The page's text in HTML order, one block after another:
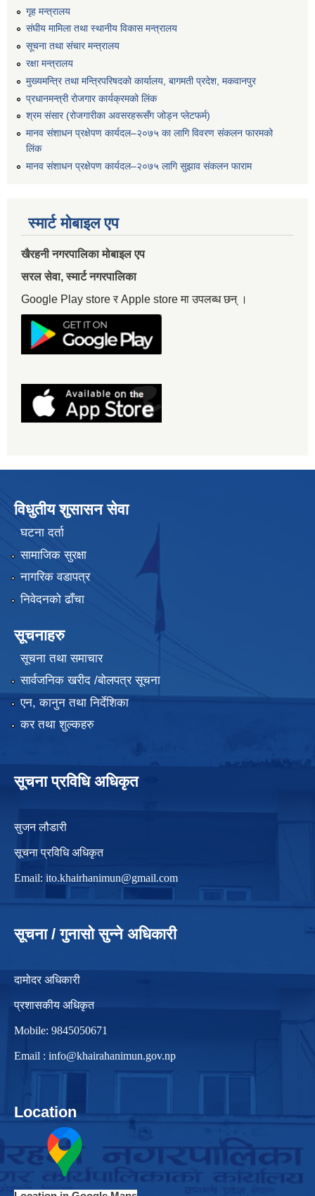
गृह मन्त्रालय
संघीय मामिला तथा स्थानीय विकास मन्त्रालय
सूचना तथा संचार मन्त्रालय
रक्षा मन्त्रालय
मुख्यमन्त्रि तथा मन्त्रिपरिषदको कार्यालय, बागमती प्रदेश, मकवानपुर
प्रधानमन्त्री रोजगार कार्यक्रमको लिंक
श्रम संसार (रोजगारीका अवसरहरूसँग जोड्न प्लेटफर्म)
मानव संशाधन प्रक्षेपण कार्यदल–२०७५ का लागि विवरण संकलन फारमको
लिंक
मानव संशाधन प्रक्षेपण कार्यदल–२०७५ लागि सुझाव संकलन फाराम
स्मार्ट मोबाइल एप
खैरहनी नगरपालिका मोबाइल एप
सरल सेवा, स्मार्ट नगरपालिका
Google Play store र Apple store मा उपलब्ध छन् ।
विधुतीय शुसासन सेवा
घटना दर्ता
सामाजिक सुरक्षा
नागरिक वडापत्र
निवेदनको ढाँचा
सूचनाहरु
सूचना तथा समाचार
सार्वजनिक खरीद /बोलपत्र सूचना
एन, कानुन तथा निर्देशिका
कर तथा शुल्कहरु
सूचना प्रविधि अधिकृत
सुजन लौडारी
सूचना प्रविधि अधिकृत
Email: ito.khairhanimun@gmail.com
सूचना / गुनासो सुन्ने अधिकारी
दामोदर अधिकारी
प्रशासकीय अधिकृत
Mobile: 9845050671
Email : info@khairahanimun.gov.np
Location